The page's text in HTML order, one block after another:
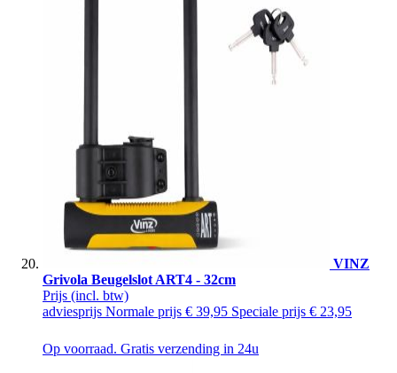
VINZ
Grivola Beugelslot ART4 - 32cm
Prijs (incl. btw)
adviesprijs Normale prijs € 39,95 Speciale prijs € 23,95
Op voorraad. Gratis verzending in 24u